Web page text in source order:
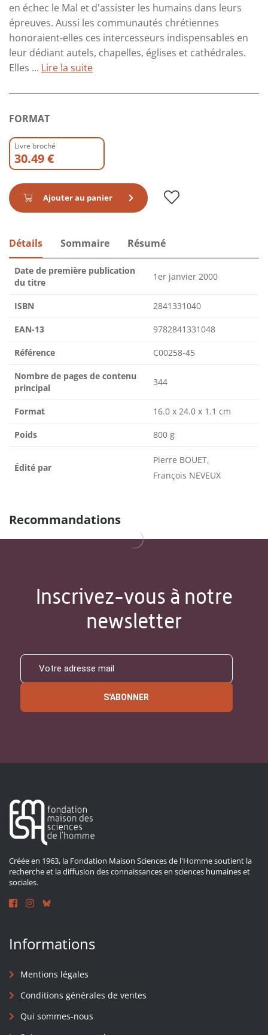
en échec le Mal et d'assister les humains dans leurs
épreuves. Aussi les communautés chrétiennes
honoraient-elles ces intercesseurs indispensables en
leur dédiant autels, chapelles, églises et cathédrales.
Elles ... Lire la suite
FORMAT
Livre broché
30.49 €
Ajouter au panier
Détails Sommaire Résumé
Date de première publication
du titre
1er janvier 2000
ISBN 2841331040
EAN-13 9782841331048
Référence C00258-45
Nombre de pages de contenu
principal
344
Format 16.0 x 24.0 x 1.1 cm
Poids 800 g
Édité par
Pierre BOUET,
François NEVEUX
Recommandations
Inscrivez-vous à notre
newsletter
S'ABONNER
Créée en 1963, la Fondation Maison Sciences de l'Homme soutient la
recherche et la diffusion des connaissances en sciences humaines et
sociales.
Informations
Mentions légales
Conditions générales de ventes
Qui sommes-nous